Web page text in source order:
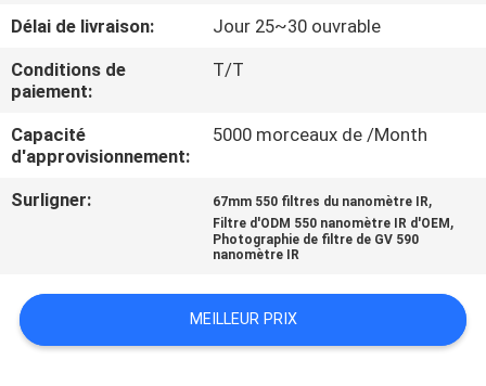
CONTRÔLE
DE
QUALITÉ
CONTACTEZ-
NOUS
UNE
CITATION
Délai de livraison:
Jour 25~30 ouvrable
Conditions de
paiement:
T/T
Capacité
d'approvisionnement:
5000 morceaux de /Month
Surligner: 67mm 550 filtres du nanomètre IR,
Filtre d'ODM 550 nanomètre IR d'OEM ,
Photographie de filtre de GV 590
nanomètre IR
MEILLEUR PRIX